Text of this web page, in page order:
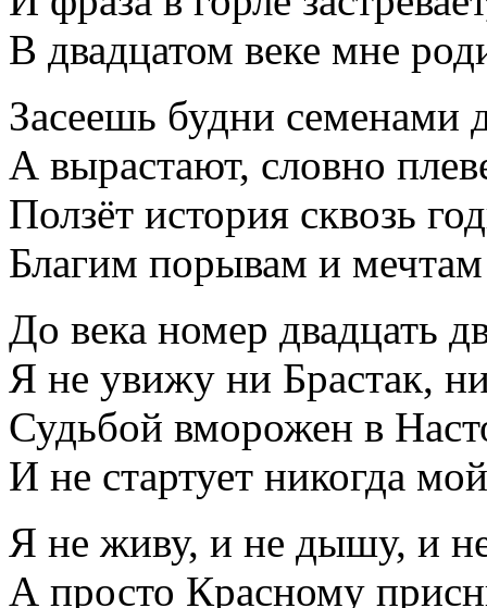
В двадцатом веке мне
Засеешь будни
А вырастают, словно
Ползёт история сквозь
Благим порывам и мечтам
До века номер двадцать
Я не увижу ни Брастак,
Судьбой вморожен в
И не стартует никогда
Я не живу, и не дышу, и
А просто Красному